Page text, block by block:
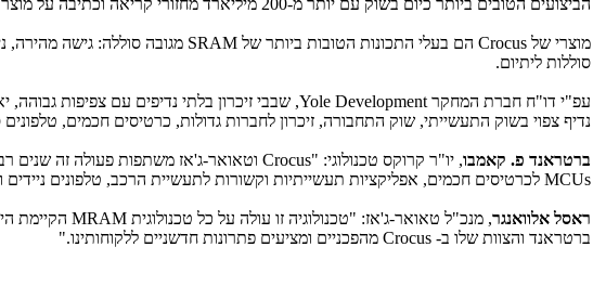
הביצועים הטובים ביותר כיום בשוק עם יותר מ-200 מיליארד מחזורי קריאה וכתיבה על מוצר של 4 מגה ביט של זיכרון.
מוצרי של Crocus הם בעלי התכונות הטובות ביותר של SRAM מגובה סוללה: גישה מהירה,
סוללות ליתיום.
עפ"י דו"ח חברת המחקר Yole Development, שבבי זיכרון בלתי נדיפים עם צפיפות
נדיף צפוי בשוק התעשייתי, שוק התחבורה, זיכרון לחברות גדולות, כרטיסים חכמים, טלפונים
ברטראנד פ. קאמבו, יו"ר קרוקס טכנולוגי: "Crocus וטאואר-ג'אז משתפות פעולה זה שנים
MCUs לכרטיסים חכמים, אפליקציות תעשייתיות וקשורות לתעשיית הרכב, טלפונים ניידים
ראסל אלוואנגר, מנכ"ל טאואר-ג'אז: "טכנולוגיה זו עולה על כל טכנולוגית MRAM הקיימת
ברטראנד והצוות שלו ב- Crocus מהפכניים ומציעים פתרונות חדשניים ללקוחותינו."